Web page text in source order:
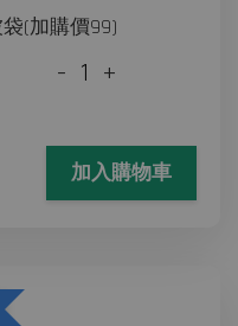
(加購價99)
- +
加入購物車